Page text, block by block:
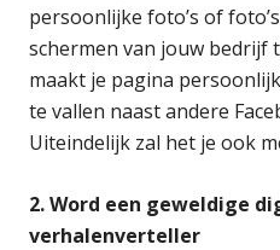
persoonlijke foto’s of
schermen van jouw bedrijf
maakt je pagina
te vallen naast andere
Uiteindelijk zal het je ook
2. Word een geweldige
verhalenverteller